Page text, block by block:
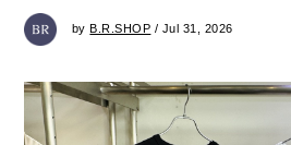
by B.R.SHOP / Jul 31, 2026